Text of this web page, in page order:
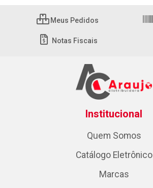
Meus Pedidos
Notas Fiscais
Institucional
Quem Somos
Catálogo Eletrônico
Marcas